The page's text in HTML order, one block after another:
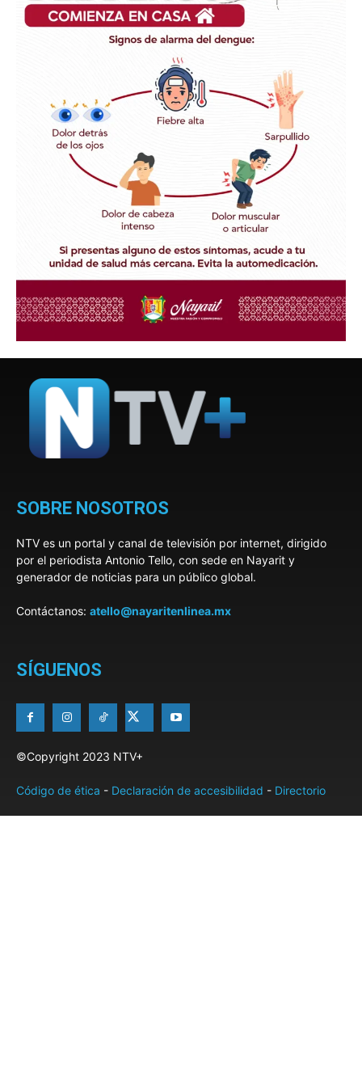
SOBRE NOSOTROS
NTV es un portal y canal de televisión por internet, dirigido
por el periodista Antonio Tello, con sede en Nayarit y
generador de noticias para un público global.
Contáctanos: atello@nayaritenlinea.mx
SÍGUENOS
©Copyright 2023 NTV+
Código de ética - Declaración de accesibilidad - Directorio